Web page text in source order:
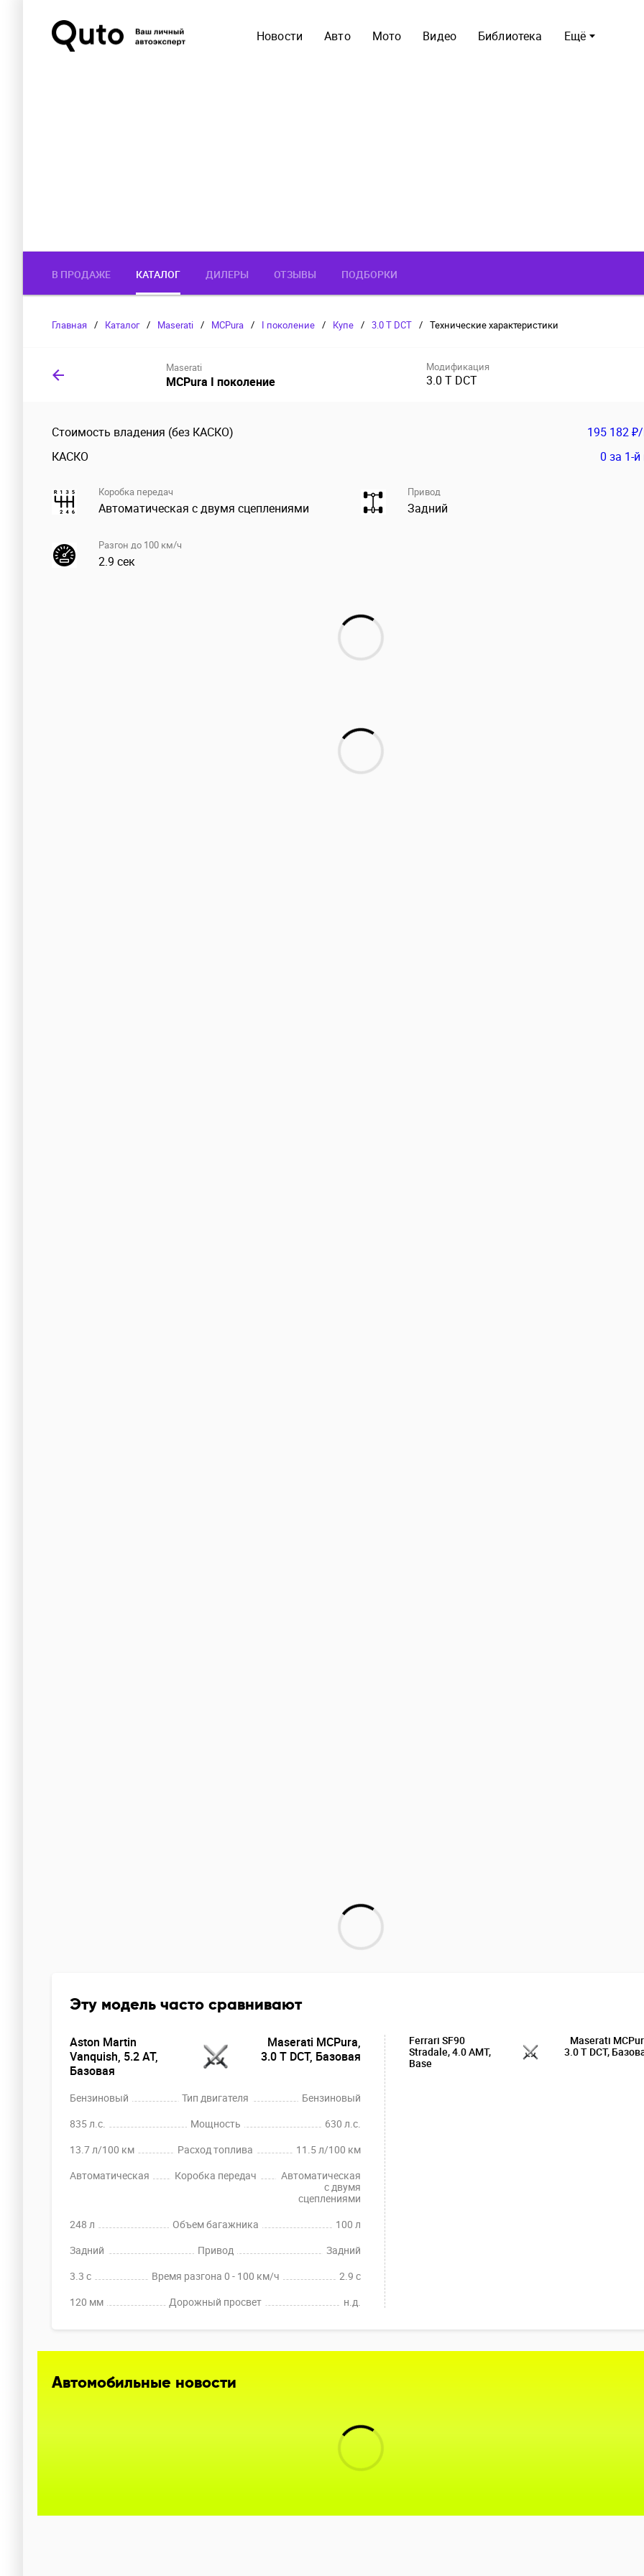
Ещё
Новости Авто Мото Видео Библиотека
В ПРОДАЖЕ КАТАЛОГ ДИЛЕРЫ ОТЗЫВЫ ПОДБОРКИ
Главная / Каталог / Maserati / MCPura / I поколение / Купе / 3.0 T DCT / Технические характеристики
Maserati
MCPura I поколение
Модификация
3.0 T DCT
Стоимость владения (без КАСКО)
195 182
КАСКО
0 за 1-й
Коробка передач
Автоматическая с двумя сцеплениями
Привод
Задний
Разгон до 100 км/ч
2.9 сек
Эту модель часто сравнивают
Aston Martin
Vanquish, 5.2 AT,
Базовая
Maserati MCPura,
3.0 T DCT, Базовая
Бензиновый Тип двигателя
Бензиновый
835 л.с.
Мощность
630 л.с.
13.7 л/100 км
Расход топлива
11.5 л/100 км
Автоматическая
Коробка передач
Автоматическая
с двумя
сцеплениями
248 л
Объем багажника
100 л
Задний
Привод
Задний
3.3 c
Время разгона 0 - 100 км/ч
2.9 c
120 мм
Дорожный просвет н.д.
Ferrari SF90
Stradale, 4.0 AMT,
Base
Maserati
3.0 T DCT,
Автомобильные новости